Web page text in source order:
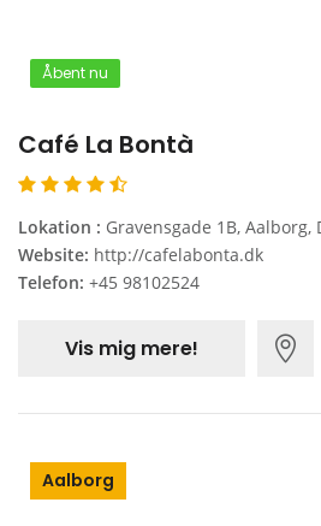
Åbent nu
Café La Bontà
Lokation : Gravensgade 1B, Aalborg,
Website: http://cafelabonta.dk
Telefon: +45 98102524
Vis mig mere!
Aalborg